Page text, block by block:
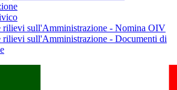
rilievi sull'Amministrazione - Nomina OIV
rilievi sull'Amministrazione - Documenti di